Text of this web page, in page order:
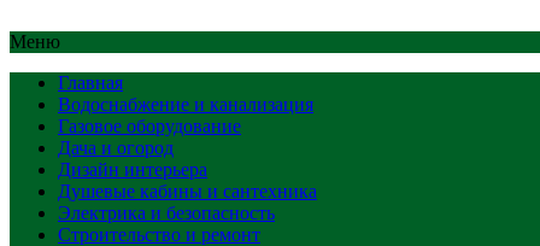
Меню
Главная
Водоснабжение и канализация
Газовое оборудование
Дача и огород
Дизайн интерьера
Душевые кабины и сантехника
Электрика и безопасность
Строительство и ремонт